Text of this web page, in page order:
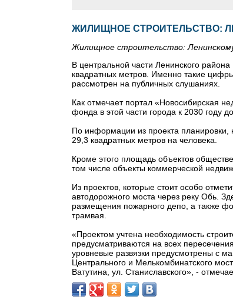
ЖИЛИЩНОЕ СТРОИТЕЛЬСТВО:
Жилищное строительство:
В центральной части Ленинского
квадратных метров. Именно такие
рассмотрен на публичных слушаниях.
Как отмечает портал «Новосибирская
фонда в этой части города к 2030 году
По информации из проекта планировки,
29,3 квадратных метров на человека.
Кроме этого площадь объектов
том числе объекты коммерческой
Из проектов, которые стоит особо
автодорожного моста через реку Обь.
размещения пожарного депо, а также
трамвая.
«Проектом учтена необходимость
предусматриваются на всех
уровневые развязки предусмотрены с
Центрального и Мелькомбинатского
Ватутина, ул. Станиславского», -